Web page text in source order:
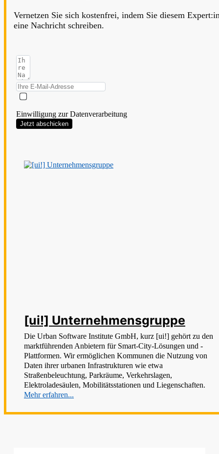
Vernetzen Sie sich kostenfrei, indem Sie diesem
eine Nachricht schreiben.
Einwilligung zur Datenverarbeitung
Jetzt abschicken
[ui!] Unternehmensgruppe
Die Urban Software Institute GmbH, kurz [ui!] gehört zu den
marktführenden Anbietern für Smart-City-Lösungen und -
Plattformen. Wir ermöglichen Kommunen die Nutzung von
Daten ihrer urbanen Infrastrukturen wie etwa
Straßenbeleuchtung, Parkräume, Verkehrslagen,
Elektroladesäulen, Mobilitätsstationen und Liegenschaften.
Mehr erfahren...